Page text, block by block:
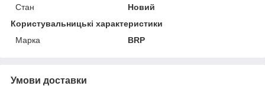
Стан
Новий
Користувальницькі характеристики
Марка
BRP
Умови доставки